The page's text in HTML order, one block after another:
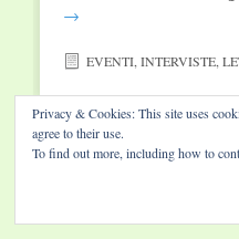
→
EVENTI,INTERVISTE,
Privacy & Cookies: This site uses
agree to their use.
To find out more, including how to